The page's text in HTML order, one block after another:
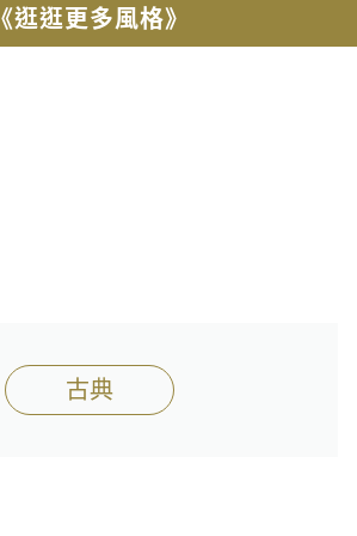
《逛逛更多風格》
古典